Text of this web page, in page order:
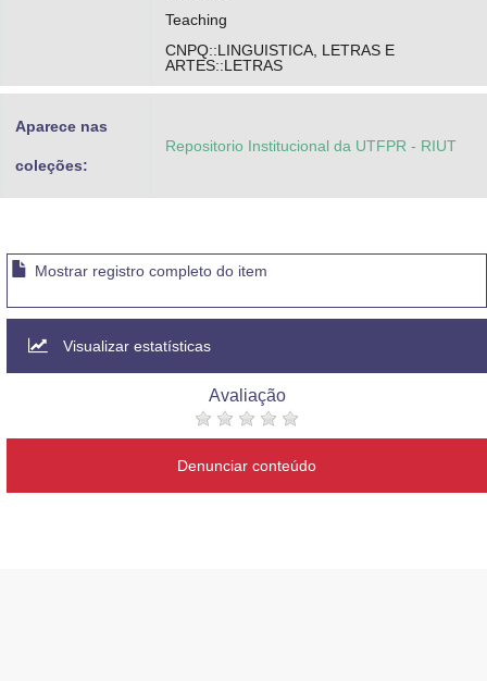
Teaching
CNPQ::LINGUISTICA, LETRAS E
ARTES::LETRAS
Aparece nas
coleções:
Repositorio Institucional da UTFPR - RIUT
Mostrar registro completo do item
Visualizar estatísticas
Avaliação
Denunciar conteúdo